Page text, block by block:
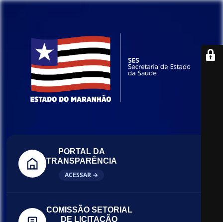
PORTAL DA
TRANSPARÊNCIA
ACESSAR →
COMISSÃO SETORIAL
DE LICITAÇÃO